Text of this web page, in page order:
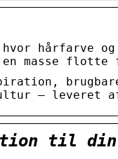
hårfarve
en masse
– leveret
til